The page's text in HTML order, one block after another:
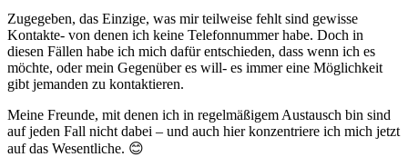
Zugegeben, das Einzige, was mir teilweise fehlt sind gewisse
Kontakte- von denen ich keine Telefonnummer habe. Doch in
diesen Fällen habe ich mich dafür entschieden, dass wenn ich es
möchte, oder mein Gegenüber es will- es immer eine Möglichkeit
gibt jemanden zu kontaktieren.
Meine Freunde, mit denen ich in regelmäßigem Austausch bin sind
auf jeden Fall nicht dabei – und auch hier konzentriere ich mich jetzt
auf das Wesentliche. 😊